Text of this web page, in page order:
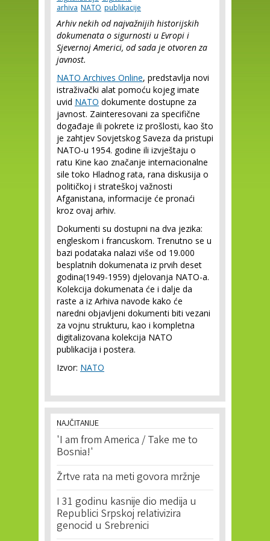
arhiva NATO publikacije
Arhiv nekih od najvažnijih historijskih
dokumenata o sigurnosti u Evropi i
Sjevernoj Americi, od sada je otvoren za
javnost.
NATO Archives Online, predstavlja novi
istraživački alat pomoću kojeg imate
uvid NATO dokumente dostupne za
javnost. Zainteresovani za specifične
događaje ili pokrete iz prošlosti, kao što
je zahtjev Sovjetskog Saveza da pristupi
NATO-u 1954. godine ili izvještaju o
ratu Kine kao značanje internacionalne
sile toko Hladnog rata, rana diskusija o
političkoj i strateškoj važnosti
Afganistana, informacije će pronaći
kroz ovaj arhiv.
Dokumenti su dostupni na dva jezika:
engleskom i francuskom. Trenutno se u
bazi podataka nalazi više od 19.000
besplatnih dokumenata iz prvih deset
godina(1949-1959) djelovanja NATO-a.
Kolekcija dokumenata će i dalje da
raste a iz Arhiva navode kako će
naredni objavljeni dokumenti biti vezani
za vojnu strukturu, kao i kompletna
digitalizovana kolekcija NATO
publikacija i postera.
Izvor: NATO
NAJČITANIJE
'I am from America / Take me to
Bosnia!'
Žrtve rata na meti govora mržnje
I 31 godinu kasnije dio medija u
Republici Srpskoj relativizira
genocid u Srebrenici